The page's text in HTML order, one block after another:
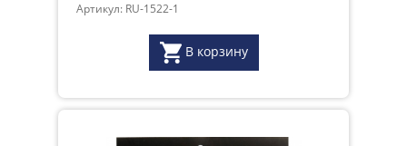
Артикул: RU-1522-1
В корзину